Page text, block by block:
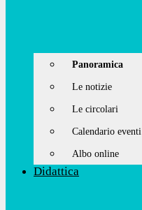
Panoramica
Le notizie
Le circolari
Calendario eventi
Albo online
Didattica